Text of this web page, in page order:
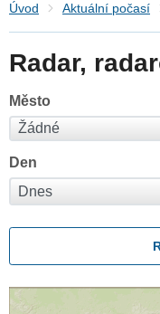
Úvod Aktuální počasí
Radar,
Město
Den